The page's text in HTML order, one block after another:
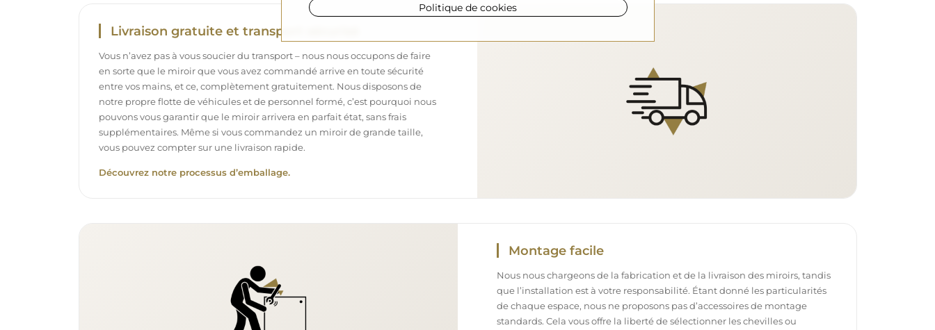
Livraison gratuite et transport sécurisé
Vous n’avez pas à vous soucier du transport – nous nous occupons de faire
en sorte que le miroir que vous avez commandé arrive en toute sécurité
entre vos mains, et ce, complètement gratuitement. Nous disposons de
notre propre flotte de véhicules et de personnel formé, c’est pourquoi nous
pouvons vous garantir que le miroir arrivera en parfait état, sans frais
supplémentaires. Même si vous commandez un miroir de grande taille,
vous pouvez compter sur une livraison rapide.
Découvrez notre processus d’emballage.
Montage facile
Nous nous chargeons de la fabrication et de la livraison des miroirs, tandis
que l’installation est à votre responsabilité. Étant donné les particularités
de chaque espace, nous ne proposons pas d’accessoires de montage
standards. Cela vous offre la liberté de sélectionner les chevilles ou
Politique de cookies